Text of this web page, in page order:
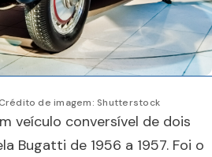
de imagem: Shutterstock
veículo conversível de dois
Bugatti de 1956 a 1957. Foi o